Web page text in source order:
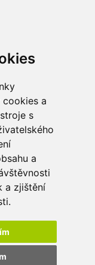
a
s
a
a zjištění
od27,03Kč